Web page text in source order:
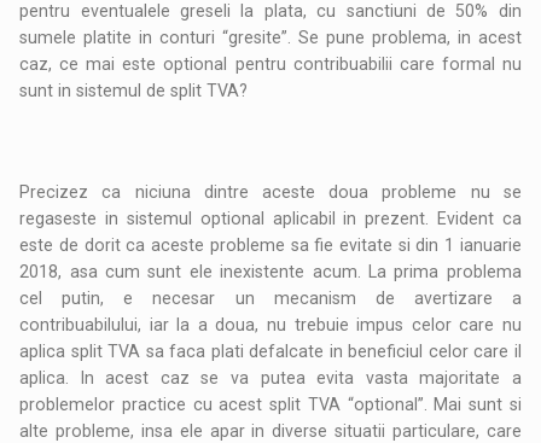
pentru eventualele greseli la plata, cu sanctiuni de 50% din
sumele platite in conturi “gresite”. Se pune problema, in acest
caz, ce mai este optional pentru contribuabilii care formal nu
sunt in sistemul de split TVA?
Precizez ca niciuna dintre aceste doua probleme nu se
regaseste in sistemul optional aplicabil in prezent. Evident ca
este de dorit ca aceste probleme sa fie evitate si din 1 ianuarie
2018, asa cum sunt ele inexistente acum. La prima problema
cel putin, e necesar un mecanism de avertizare a
contribuabilului, iar la a doua, nu trebuie impus celor care nu
aplica split TVA sa faca plati defalcate in beneficiul celor care il
aplica. In acest caz se va putea evita vasta majoritate a
problemelor practice cu acest split TVA “optional”. Mai sunt si
alte probleme, insa ele apar in diverse situatii particulare, care